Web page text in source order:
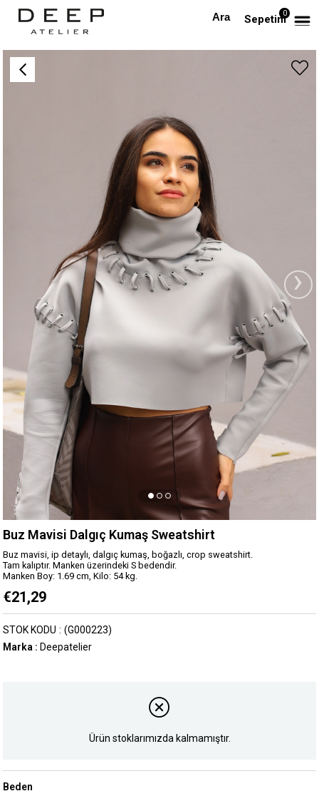
Sepetim0
Anasayfa Buz Mavisi Dalgıç Kumaş Sweatshirt
›
Buz Mavisi Dalgıç Kumaş Sweatshirt
Buz mavisi, ip detaylı, dalgıç kumaş, boğazlı, crop sweatshirt.
Tam kalıptır. Manken üzerindeki S bedendir.
Manken Boy: 1.69 cm, Kilo: 54 kg.
€21,29
(G000223)
STOK KODU
Marka : Deepatelier
Ürün stoklarımızda kalmamıştır.
Beden